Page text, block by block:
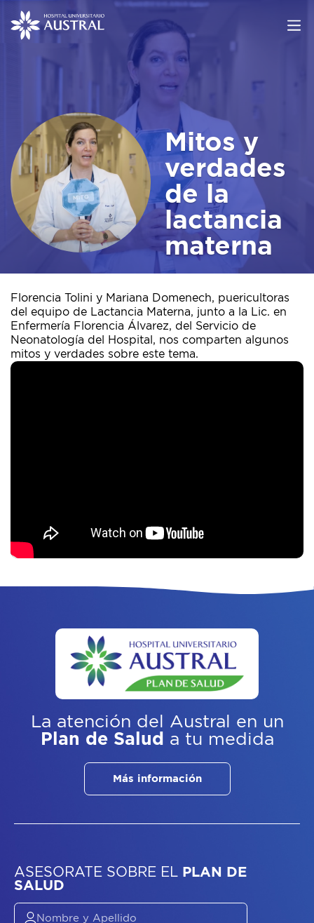
Mitos y
verdades
de la
lactancia
materna
Florencia Tolini y Mariana Domenech, puericultoras
del equipo de Lactancia Materna, junto a la Lic. en
Enfermería Florencia Álvarez, del Servicio de
Neonatología del Hospital, nos comparten algunos
mitos y verdades sobre este tema.
La atención del Austral
en un
Plan de Salud a tu medida
Más información